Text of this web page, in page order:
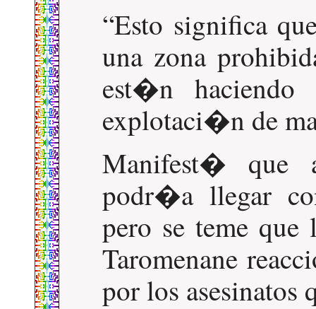
Esto significa
una zona
est�n
explotaci�n de
Manifest� que
podr�a llegar
pero se teme que
Taromenane
por los asesinatos